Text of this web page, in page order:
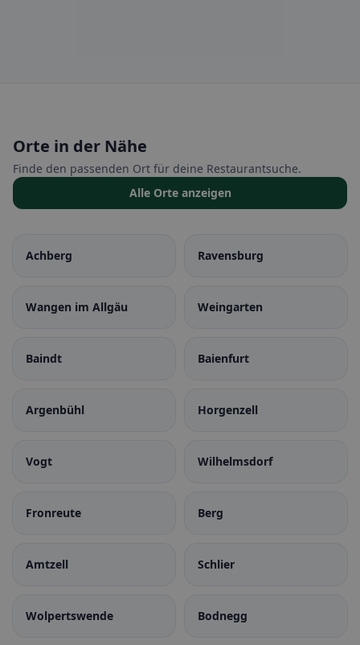
Orte in der Nähe
Finde den passenden Ort für deine Restaurantsuche.
Alle Orte anzeigen
Achberg Ravensburg
Wangen im Allgäu Weingarten
Baindt Baienfurt
Argenbühl Horgenzell
Vogt Wilhelmsdorf
Fronreute Berg
Amtzell Schlier
Wolpertswende Bodnegg